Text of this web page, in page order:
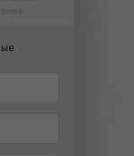
фото 6